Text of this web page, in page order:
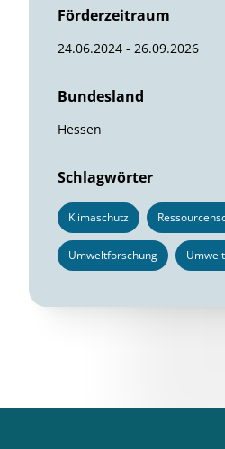
Förderzeitraum
24.06.2024 - 26.09.2026
Bundesland
Hessen
Schlagwörter
Klimaschutz
Umweltforschung